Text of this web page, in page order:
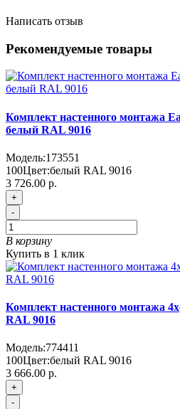
Написать отзыв
Рекомендуемые товары
Комплект настенного монтажа
белый RAL 9016
Модель:173551
100Цвет:белый RAL 9016
3 726.00 р.
+
-
В корзину
Купить в 1 клик
Комплект настенного монтажа
RAL 9016
Модель:774411
100Цвет:белый RAL 9016
3 666.00 р.
+
-